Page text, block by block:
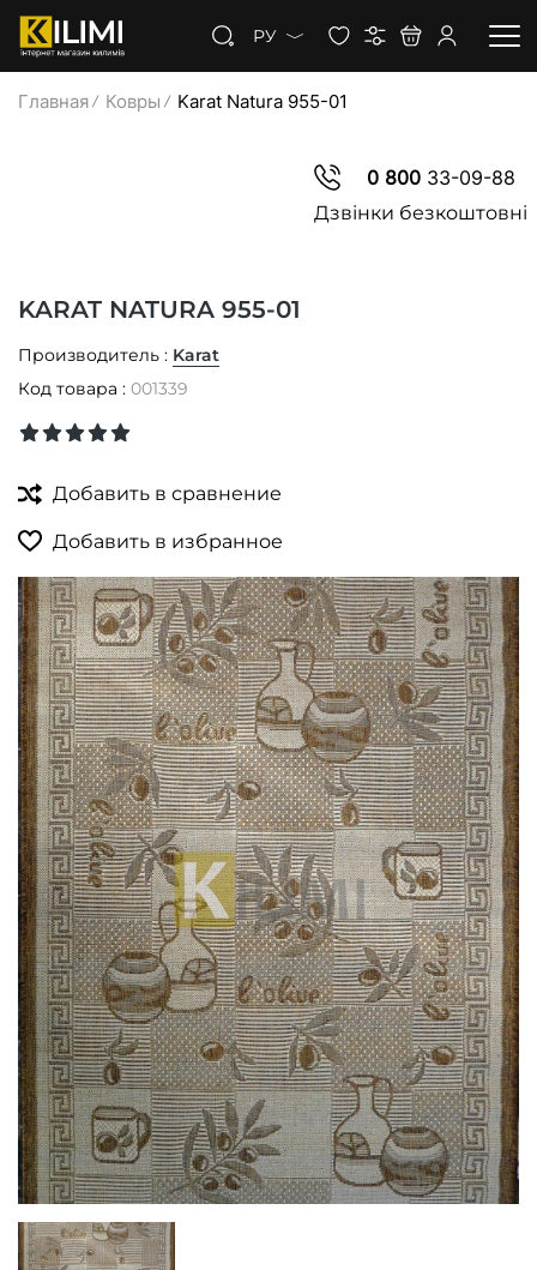
РУ
Главная Ковры Karat Natura 955-01
0 80033-09-88
Дзвінки безкоштовні
KARAT NATURA 955-01
Производитель : Karat
Код товара : 001339
Добавить в сравнение
Добавить в избранное